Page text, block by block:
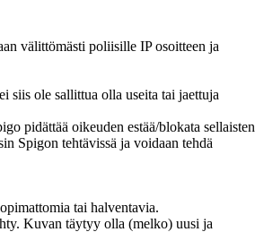
välittömästi poliisille IP osoitteen ja
ole sallittua olla useita tai jaettuja
pidättää oikeuden estää/blokata sellaisten
Spigon tehtävissä ja voidaan tehdä
tai halventavia.
Kuvan täytyy olla (melko) uusi ja